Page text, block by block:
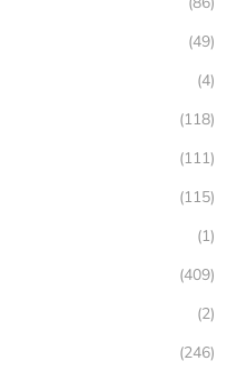
(49)
(4)
(118)
(111)
(115)
(1)
(409)
(2)
(246)